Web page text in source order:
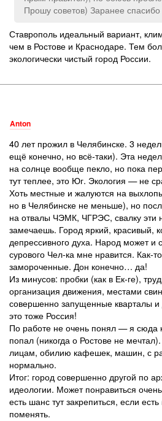
Прошу советов) Заранее спасибо
Ставрополь идеальный вариант,
чем в Ростове и Краснодаре. Тем
экологически чистый город России.
Anton
40 лет прожил в Челябинске. 3
ещё конечно, но всё-таки). Эта
на солнце вообще пекло, но пока
тут теплее, это Юг. Экология — не
Хоть местные и жалуются на
но в Челябинске не меньше), но
на отвалы ЧЭМК, ЧГРЭС, свалку эти
замечаешь. Город яркий, красивый,
депрессивного духа. Народ может и
сурового Чел-ка мне нравится. Как-
замороченные. Дон конечно… да!
Из минусов: пробки (как в Ек-ге),
организация движения, местами
совершенно запущенные кварталы
это тоже Россия!
По работе не очень понял — я сюда
попал (никогда о Ростове не
лицам, обилию кафешек, машин, с
нормально.
Итог: город совершенно другой по
идеологии. Может понравиться
есть шанс тут закрепиться, если
поменять.